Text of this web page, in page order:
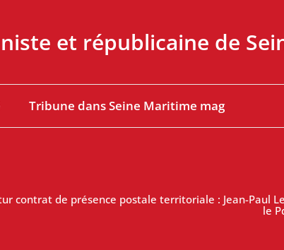
et républicaine de
Tribune dans Seine Maritime mag
contrat de présence postale territoriale : Jean-Paul
le